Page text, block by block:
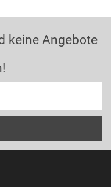
keine Angebote